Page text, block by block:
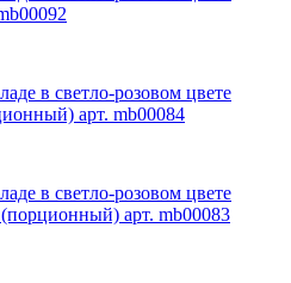
арт. mb00084
арт. mb00083